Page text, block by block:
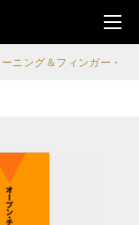
メニ
ュ
ニング＆フィンガー・ピ